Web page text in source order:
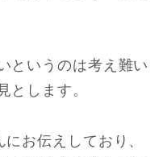
というのは考え難い
とします。
お伝えしており、